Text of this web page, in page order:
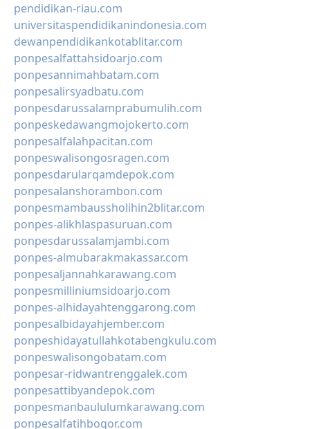
pendidikan-riau.com
universitaspendidikanindonesia.com
dewanpendidikankotablitar.com
ponpesalfattahsidoarjo.com
ponpesannimahbatam.com
ponpesalirsyadbatu.com
ponpesdarussalamprabumulih.com
ponpeskedawangmojokerto.com
ponpesalfalahpacitan.com
ponpeswalisongosragen.com
ponpesdarularqamdepok.com
ponpesalanshorambon.com
ponpesmambaussholihin2blitar.com
ponpes-alikhlaspasuruan.com
ponpesdarussalamjambi.com
ponpes-almubarakmakassar.com
ponpesaljannahkarawang.com
ponpesmilliniumsidoarjo.com
ponpes-alhidayahtenggarong.com
ponpesalbidayahjember.com
ponpeshidayatullahkotabengkulu.com
ponpeswalisongobatam.com
ponpesar-ridwantrenggalek.com
ponpesattibyandepok.com
ponpesmanbaululumkarawang.com
ponpesalfatihbogor.com